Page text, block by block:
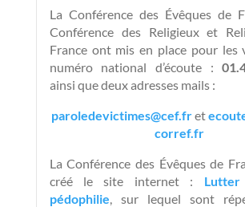
La Conférence des Évêques de
Conférence des Religieux et
France ont mis en place pour les
numéro national d’écoute :
ainsi que deux adresses mails :
paroledevictimes@cef.fret
corref.fr
La Conférence des Évêques de
créé le site internet :
pédophilie, sur lequel sont